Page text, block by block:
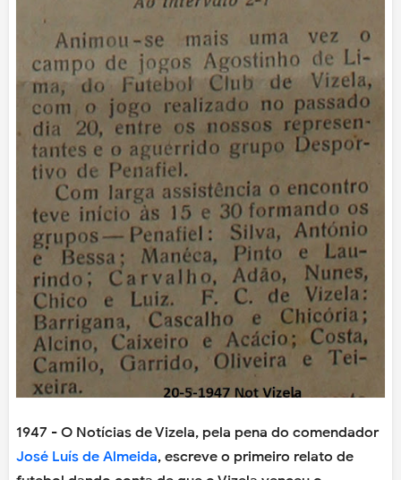
1947 - O Notícias de Vizela, pela pena do comendador
José Luís de Almeida, escreve o primeiro relato de